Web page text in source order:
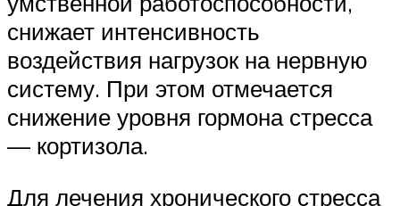
снижает интенсивность
воздействия нагрузок на нервную
систему. При этом отмечается
снижение уровня гормона стресса
— кортизола.
Для лечения хронического стресса